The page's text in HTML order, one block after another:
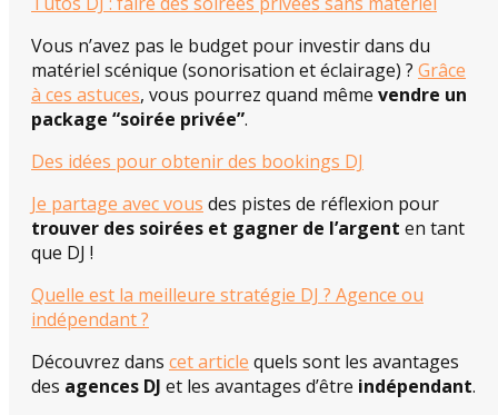
Vous n’avez pas le budget pour investir dans du
matériel scénique (sonorisation et éclairage) ? Grâce
à ces astuces, vous pourrez quand même vendre un
package “soirée privée”.
Des idées pour obtenir des bookings DJ
Je partage avec vous des pistes de réflexion pour
trouver des soirées et gagner de l’argent en tant
que DJ !
Quelle est la meilleure stratégie DJ ? Agence ou
indépendant ?
Découvrez dans cet article quels sont les avantages
des agences DJ et les avantages d’être indépendant.